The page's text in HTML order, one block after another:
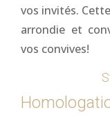
vos invités.
arrondie et
vos convives!